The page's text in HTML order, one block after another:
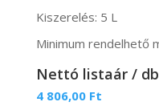
Kiszerelés: 5 L
Minimum rendelhető
Nettó listaár / db
4 806,00 Ft